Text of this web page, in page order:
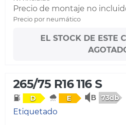
Precio de montaje no
Precio por neumático
EL STOCK DE ESTE
265/75 R16 116 S
D E 73db
Etiquetado